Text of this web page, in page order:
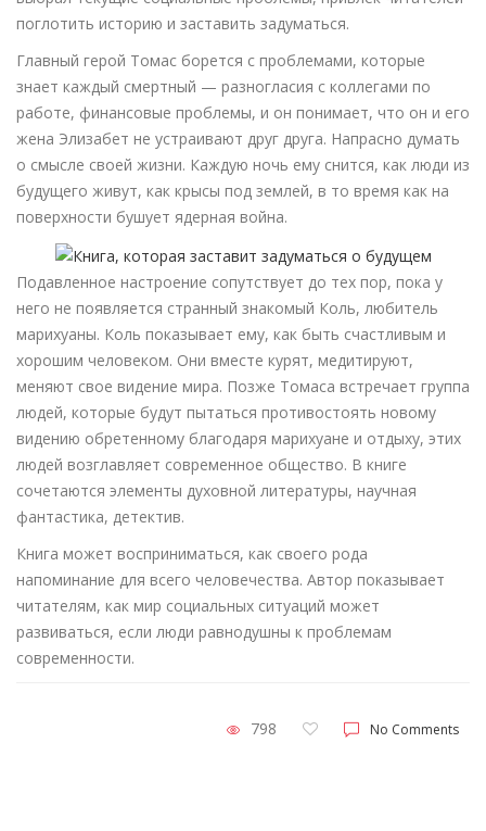
поглотить историю и заставить задуматься.
Главный герой Томас борется с проблемами, которые
знает каждый смертный — разногласия с коллегами по
работе, финансовые проблемы, и он понимает, что он и его
жена Элизабет не устраивают друг друга. Напрасно думать
о смысле своей жизни. Каждую ночь ему снится, как люди из
будущего живут, как крысы под землей, в то время как на
поверхности бушует ядерная война.
Подавленное настроение сопутствует до тех пор, пока у
него не появляется странный знакомый Коль, любитель
марихуаны. Коль показывает ему, как быть счастливым и
хорошим человеком. Они вместе курят, медитируют,
меняют свое видение мира. Позже Томаса встречает группа
людей, которые будут пытаться противостоять новому
видению обретенному благодаря марихуане и отдыху, этих
людей возглавляет современное общество. В книге
сочетаются элементы духовной литературы, научная
фантастика, детектив.
Книга может восприниматься, как своего рода
напоминание для всего человечества. Автор показывает
читателям, как мир социальных ситуаций может
развиваться, если люди равнодушны к проблемам
современности.
798 No Comments